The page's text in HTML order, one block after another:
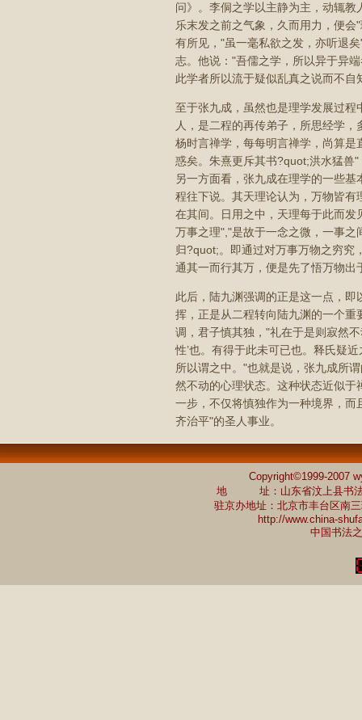
问》。李侗之学以主静为主，动辄
乐末发之前之气象，久而用力，便
有所见，"虽一毫私欲之发，亦听退
志。他说："吾儒之学，所以异于异
此学者所以流于疑似乱真之说而不
至于张九成，虽然也是理学发展过
人，是二程的再传弟子，所思经学
杨时言禅学，每每明言禅学，尚算
惑矣。朱熹更斥其书?quot;洪水猛兽
另一方面看，张九成在理学的一些
程往下说。其天理论认为，万物皆
在其间。日用之中，天理每于此而
万事之理","是故于一念之微，一事
归?quot;。即通过对万事万物之穷究
通其一而行其万，便是先了悟万物
此后，陆九渊强调的正是这一点，
挥，正是从二程转向陆九渊的一个
调，君子慎其独，"礼在于是则寂然
性’也。有得于此未可已也。释氏疑
所以谓之中。"也就是说，张九成所
然不动的心理状态。这种状态近似
一步，不仅将慎独作为一种境界，
齐治平"的圣人事业。
Copyright©1999-2007
地 址：山东省汶上县书法
驻京办地址：北京市丰台区南
http://www.china-
中国书法之